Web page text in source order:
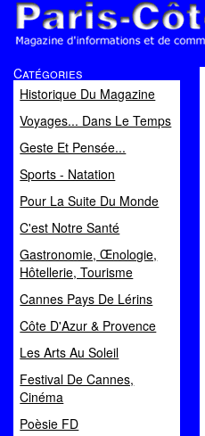
Magazine d'informations et de
Catégories
Historique Du Magazine
Voyages... Dans Le Temps
Geste Et Pensée...
Sports - Natation
Pour La Suite Du Monde
C'est Notre Santé
Gastronomie, Œnologie,
Hôtellerie, Tourisme
Cannes Pays De Lérins
Côte D'Azur & Provence
Les Arts Au Soleil
Festival De Cannes,
Cinéma
Poèsie FD